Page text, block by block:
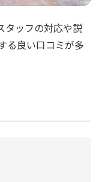
タッフの対応や説
る良い口コミが多